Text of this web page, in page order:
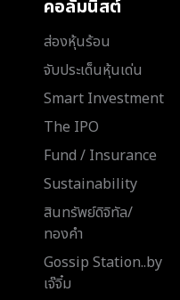
คอลัมนิสต์
ส่องหุ้นร้อน
จับประเด็นหุ้นเด่น
Smart Investment
The IPO
Fund / Insurance
Sustainability
สินทรัพย์ดิจิทัล/
ทองคำ
Gossip Station..by
เจ๊จิ๋ม